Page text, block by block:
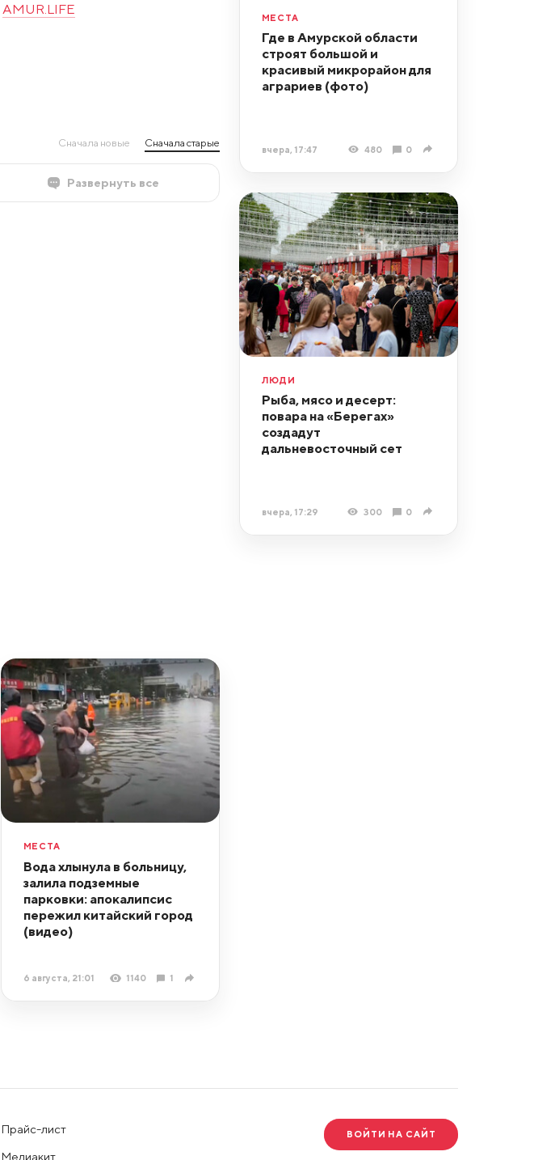
AMUR.LIFE
Сначала новые Сначала старые
Развернуть все
МЕСТА
Где в Амурской области
строят большой и
красивый микрорайон для
аграриев (фото)
вчера, 17:47 480 0
ЛЮДИ
Рыба, мясо и десерт:
повара на «Берегах»
создадут
дальневосточный сет
вчера, 17:29 300 0
МЕСТА
Вода хлынула в больницу,
залила подземные
парковки: апокалипсис
пережил китайский город
(видео)
6 августа, 21:01 1140 1
Прайс-лист
Медиакит
ВОЙТИ НА САЙТ